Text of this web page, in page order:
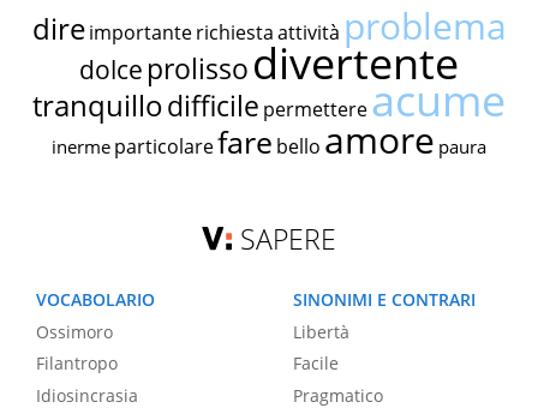
dire importante richiestaattività problema
dolce prolissodivertente
tranquillodifficile permettereacume
inerme particolarefare bello amore paura
SAPERE
VOCABOLARIO
Ossimoro
Filantropo
Idiosincrasia
SINONIMI E CONTRARI
Libertà
Facile
Pragmatico